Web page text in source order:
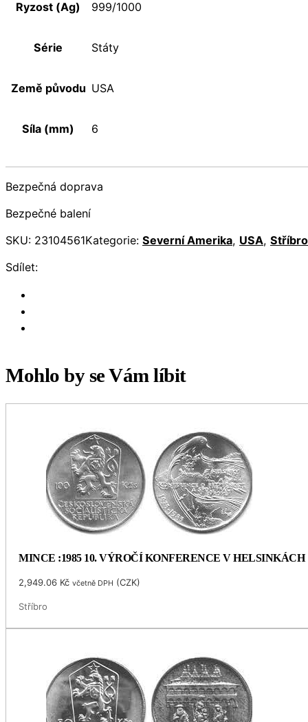
Ryzost (Ag) 999/1000
Série Státy
Země původu USA
Síla (mm) 6
Bezpečná doprava
Bezpečné balení
SKU: 23104561Kategorie: Severní Amerika, USA, Stříbro
Sdílet:
Mohlo by se Vám líbit
MINCE :1985 10. VÝROČÍ KONFERENCE V HELSINKÁCH
2,949.06 Kč včetně DPH (CZK)
Stříbro